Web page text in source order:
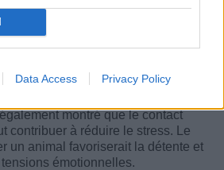
Data Access Privacy Policy
et bouger régulièrement sont
recommandés pour soutenir la
stress et l’anxiété
montré que le contact
contribuer à réduire le stress. Le
un animal favoriserait la détente et
émotionnelles.